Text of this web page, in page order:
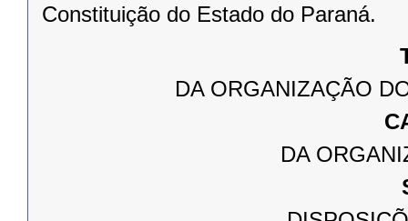
Constituição do Estado do Paraná.
DA ORGANIZAÇÃO
DA